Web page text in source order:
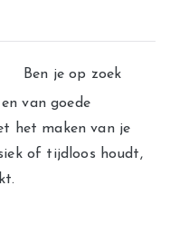
je op zoek
van goede
het maken van je
of tijdloos houdt,